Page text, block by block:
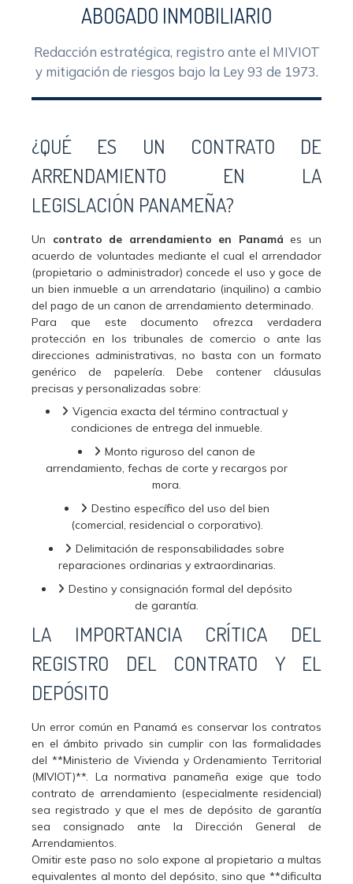
ABOGADO INMOBILIARIO
Redacción estratégica, registro ante el MIVIOT
y mitigación de riesgos bajo la Ley 93 de 1973.
¿QUÉ ES UN CONTRATO DE
ARRENDAMIENTO EN LA
LEGISLACIÓN PANAMEÑA?
Un contrato de arrendamiento en Panamá es un
acuerdo de voluntades mediante el cual el arrendador
(propietario o administrador) concede el uso y goce de
un bien inmueble a un arrendatario (inquilino) a cambio
del pago de un canon de arrendamiento determinado.
Para que este documento ofrezca verdadera
protección en los tribunales de comercio o ante las
direcciones administrativas, no basta con un formato
genérico de papelería. Debe contener cláusulas
precisas y personalizadas sobre:
Vigencia exacta del término contractual y
condiciones de entrega del inmueble.
Monto riguroso del canon de
arrendamiento, fechas de corte y recargos por
mora.
Destino específico del uso del bien
(comercial, residencial o corporativo).
Delimitación de responsabilidades sobre
reparaciones ordinarias y extraordinarias.
Destino y consignación formal del depósito
de garantía.
LA IMPORTANCIA CRÍTICA DEL
REGISTRO DEL CONTRATO Y EL
DEPÓSITO
Un error común en Panamá es conservar los contratos
en el ámbito privado sin cumplir con las formalidades
del **Ministerio de Vivienda y Ordenamiento Territorial
(MIVIOT)**. La normativa panameña exige que todo
contrato de arrendamiento (especialmente residencial)
sea registrado y que el mes de depósito de garantía
sea consignado ante la Dirección General de
Arrendamientos.
Omitir este paso no solo expone al propietario a multas
equivalentes al monto del depósito, sino que **dificulta